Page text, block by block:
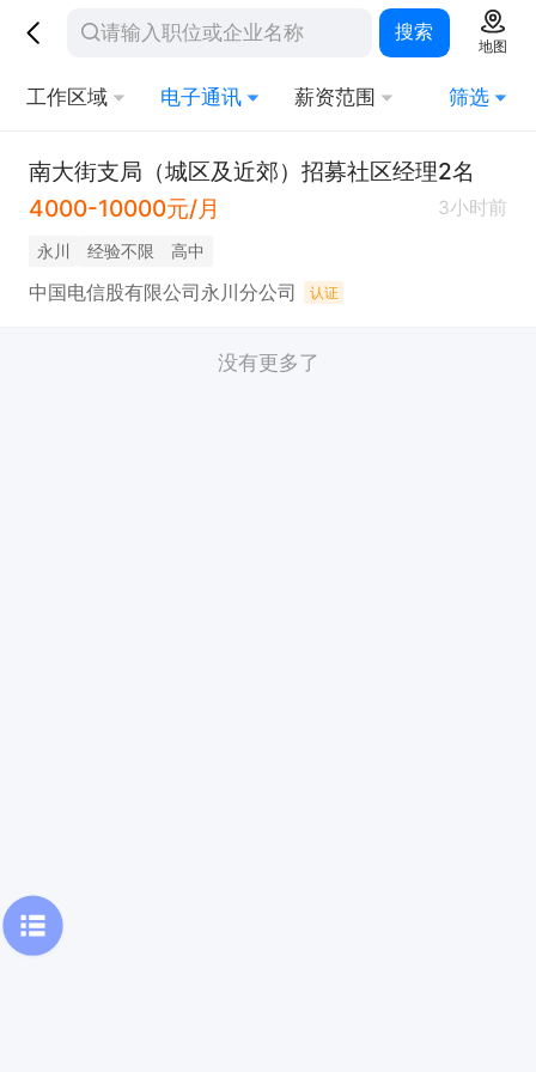
搜索
地图
工作区域 电子通讯 薪资范围 筛选
南大街支局（城区及近郊）招募社区经理2名
4000-10000元/月
3小时前
永川 经验不限 高中
中国电信股有限公司永川分公司 认证
没有更多了